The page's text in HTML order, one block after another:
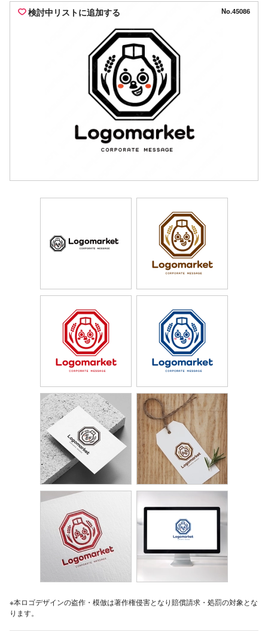
検討中リストに追加する No.45086
※本ロゴデザインの盗作・模倣は著作権侵害となり賠償請求・処罰の対象とな
ります。